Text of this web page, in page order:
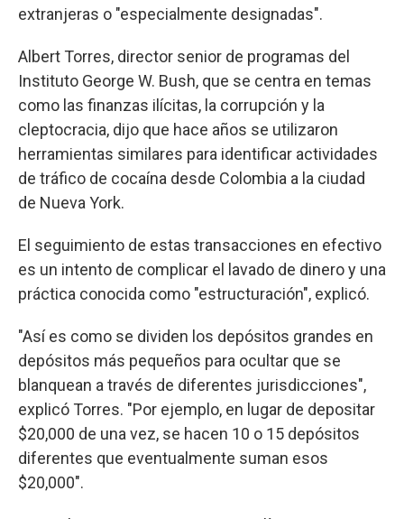
extranjeras o "especialmente designadas".
Albert Torres, director senior de programas del
Instituto George W. Bush, que se centra en temas
como las finanzas ilícitas, la corrupción y la
cleptocracia, dijo que hace años se utilizaron
herramientas similares para identificar actividades
de tráfico de cocaína desde Colombia a la ciudad
de Nueva York.
El seguimiento de estas transacciones en efectivo
es un intento de complicar el lavado de dinero y una
práctica conocida como "estructuración", explicó.
"Así es como se dividen los depósitos grandes en
depósitos más pequeños para ocultar que se
blanquean a través de diferentes jurisdicciones",
explicó Torres. "Por ejemplo, en lugar de depositar
$20,000 de una vez, se hacen 10 o 15 depósitos
diferentes que eventualmente suman esos
$20,000".